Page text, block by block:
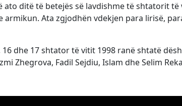
ato ditë të betejës së lavdishme të shtatorit të
armikun. Ata zgjodhën vdekjen para lirisë,
16 dhe 17 shtator të vitit 1998 ranë shtatë
Zhegrova, Fadil Sejdiu, Islam dhe Selim